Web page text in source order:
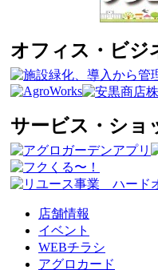
オフィス・ビジ
サービス・ショ
店舗情報
イベント
WEBチラシ
アグロカード